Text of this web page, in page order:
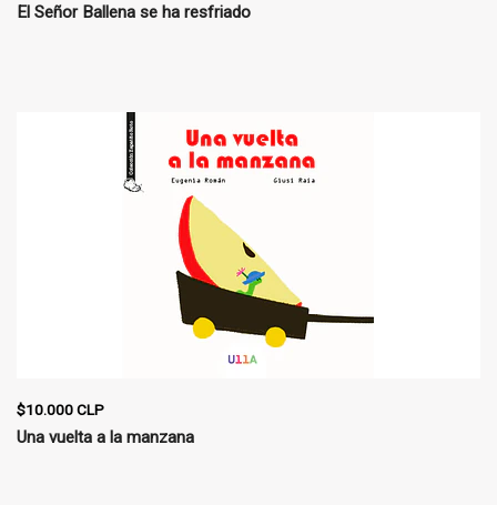
El Señor Ballena se ha resfriado
$10.000 CLP
Una vuelta a la manzana